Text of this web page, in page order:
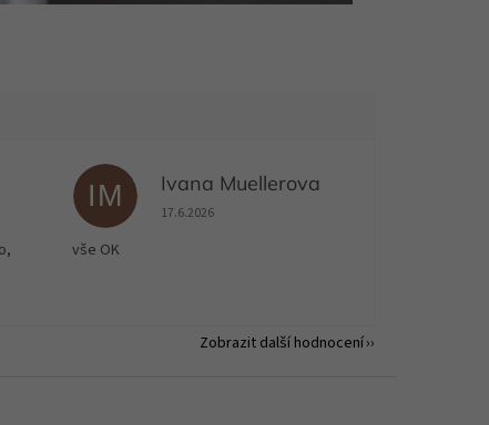
z 5 hvězdiček.IM Ivana Muellerova
Hodnocení obchodu je 5 z 5 hvězdiček.
17.6.2026
vše OK
Zobrazit další hodnocení